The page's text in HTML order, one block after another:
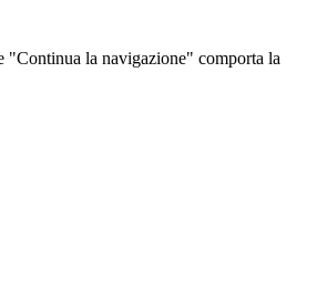
"Continua la navigazione" comporta la